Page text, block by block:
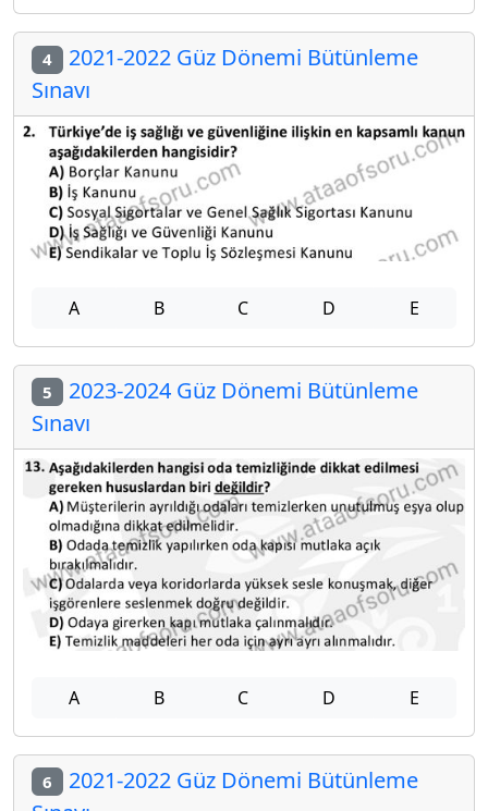
4 2021-2022 Güz Dönemi Bütünleme
Sınavı
A B C D E
5 2023-2024 Güz Dönemi Bütünleme
Sınavı
A B C D E
6 2021-2022 Güz Dönemi Bütünleme